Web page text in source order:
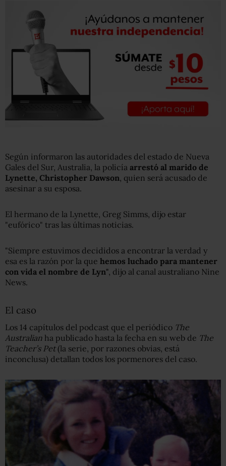
Según informaron las autoridades del estado de Nueva
Gales del Sur, Australia, la policía arrestó al marido de
Lynette, Christopher Dawson , quien será acusado de
asesinar a su esposa.
El hermano de la Lynette, Greg Simms, dijo estar
"eufórico" tras las últimas noticias.
"Siempre estuvimos decididos a encontrar la verdad y
esa es la razón por la que hemos luchado para mantener
con vida el nombre de Lyn" , dijo al canal australiano Nine
News.
El caso
Los 14 capítulos del podcast que el periódico The
Australian ha publicado hasta la fecha en su web de The
Teacher’s Pet(la serie, por razones obvias, está
inconclusa) detallan todos los pormenores del caso.